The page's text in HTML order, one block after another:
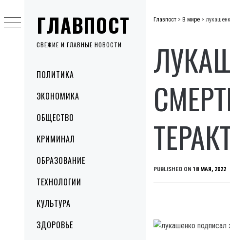
ГЛАВПОСТ
СВЕЖИЕ И ГЛАВНЫЕ НОВОСТИ
MenuПОЛИТИКА
ЭКОНОМИКА
ОБЩЕСТВО
КРИМИНАЛ
ОБРАЗОВАНИЕ
ТЕХНОЛОГИИ
КУЛЬТУРА
ЗДОРОВЬЕ
to
content
Главпост > В мире >
PUBLISHED ON 18 МАЯ, 2022